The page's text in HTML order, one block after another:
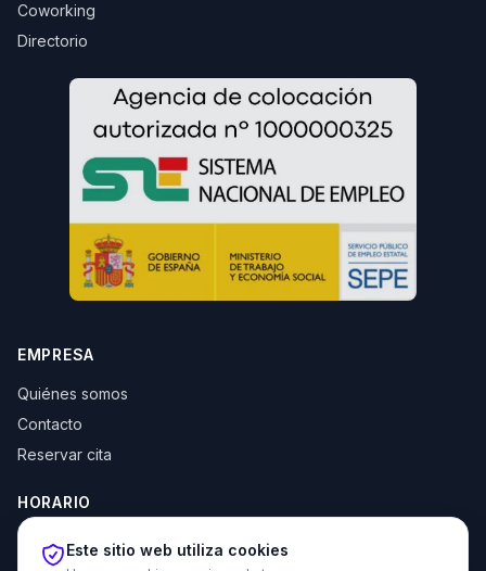
Coworking
Directorio
EMPRESA
Quiénes somos
Contacto
Reservar cita
HORARIO
Lun–Jue: 10:00–14:00 y 16:30–20:00
Este sitio web utiliza cookies